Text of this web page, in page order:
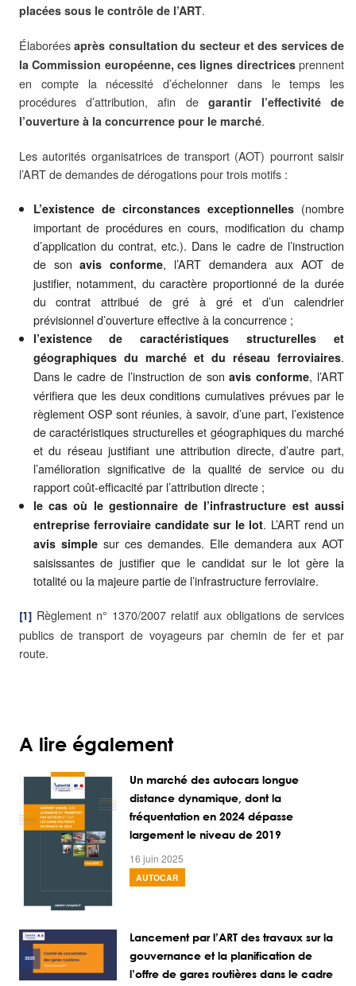
placées sous le contrôle de l’ART.
Élaboréesaprès consultation du secteur et des services de
la Commission européenne, ces lignes directrices prennent
en compte la nécessité d’échelonner dans le temps les
procédures d’attribution, afin de garantir l’effectivité de
l’ouverture à la concurrence pour le marché.
Les autorités organisatrices de transport (AOT) pourront saisir
l’ART de demandes de dérogations pour trois motifs :
L’existence de circonstances exceptionnelles(nombre
important de procédures en cours, modification du champ
d’application du contrat, etc.). Dans le cadre de l’instruction
de sonavis conforme, l’ART demandera aux AOT de
justifier, notamment, du caractère proportionné de la durée
du contrat attribué de gré à gré et d’un calendrier
prévisionnel d’ouverture effective à la concurrence ;
l’existence de caractéristiques structurelles et
géographiques du marché et du réseau ferroviaires.
Dans le cadre de l’instruction de sonavis conforme, l’ART
vérifiera que les deux conditions cumulatives prévues par le
règlement OSP sont réunies, à savoir, d’une part, l’existence
de caractéristiques structurelles et géographiques du marché
et du réseau justifiant une attribution directe, d’autre part,
l’amélioration significative de la qualité de service ou du
rapport coût-efficacité par l’attribution directe ;
le cas où le gestionnaire de l’infrastructure est aussi
entreprise ferroviaire candidate sur le lot. L’ART rend un
avis simplesur ces demandes. Elle demandera aux AOT
saisissantes de justifier que le candidat sur le lot gère la
totalité ou la majeure partie de l’infrastructure ferroviaire.
[1]
Règlement n° 1370/2007 relatif aux obligations de services
publics de transport de voyageurs par chemin de fer et par
route.
A lire également
Un marché des autocars longue
distance dynamique, dont la
fréquentation en 2024 dépasse
largement le niveau de 2019
16 juin 2025
AUTOCAR
Lancement par l’ART des travaux sur la
gouvernance et la planification de
l’offre de gares routières dans le cadre